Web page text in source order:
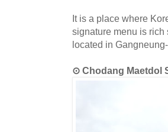
It is a place where
signature menu is rich
located in
⊙ Chodang Maetdol